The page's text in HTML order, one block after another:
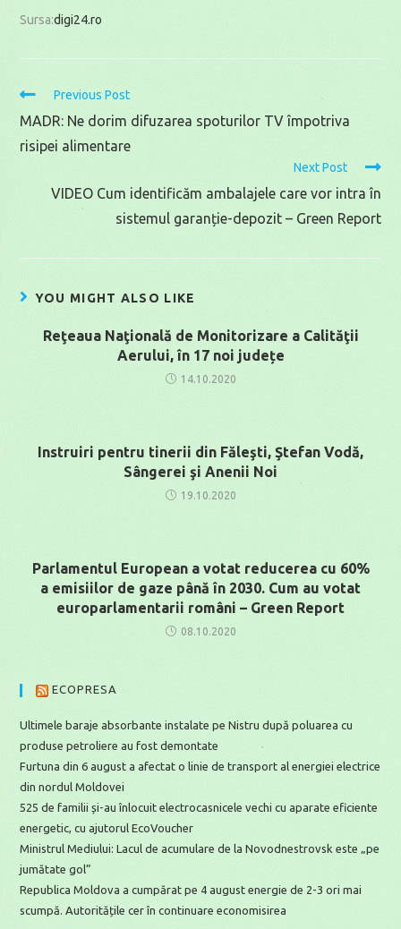
Sursa:digi24.ro
Read
more
articles
Previous Post
MADR: Ne dorim difuzarea spoturilor TV împotriva
risipei alimentare
Next Post
VIDEO Cum identificăm ambalajele care vor intra în
sistemul garanție-depozit – Green Report
YOU MIGHT ALSO LIKE
Reţeaua Naţională de Monitorizare a Calităţii
Aerului, în 17 noi județe
14.10.2020
Instruiri pentru tinerii din Făleşti, Ştefan Vodă,
Sângerei şi Anenii Noi
19.10.2020
Parlamentul European a votat reducerea cu 60%
a emisiilor de gaze până în 2030. Cum au votat
europarlamentarii români – Green Report
08.10.2020
ECOPRESA
Ultimele baraje absorbante instalate pe Nistru după poluarea cu
produse petroliere au fost demontate
Furtuna din 6 august a afectat o linie de transport al energiei electrice
din nordul Moldovei
525 de familii și-au înlocuit electrocasnicele vechi cu aparate eficiente
energetic, cu ajutorul EcoVoucher
Ministrul Mediului: Lacul de acumulare de la Novodnestrovsk este „pe
jumătate gol”
Republica Moldova a cumpărat pe 4 august energie de 2-3 ori mai
scumpă. Autoritățile cer în continuare economisirea